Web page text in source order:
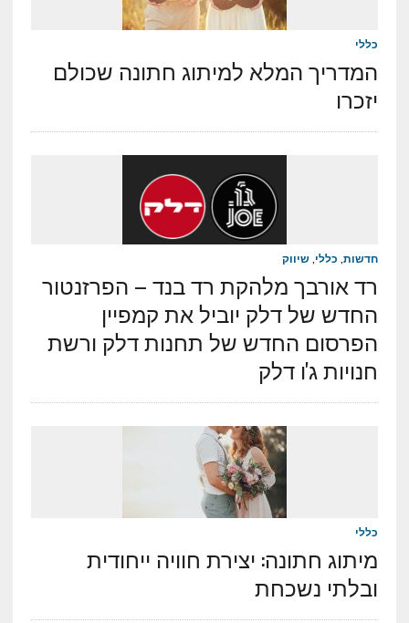
כללי
המדריך המלא למיתוג חתונה שכולם
יזכרו
חדשות, כללי שיווק
רד אורבך מלהקת רד בנד – הפרזנטור
החדש של דלק יוביל את קמפיין
הפרסום החדש של תחנות דלק ורשת
חנויות ג'ו דלק
כללי
מיתוג חתונה: יצירת חוויה ייחודית
ובלתי נשכחת